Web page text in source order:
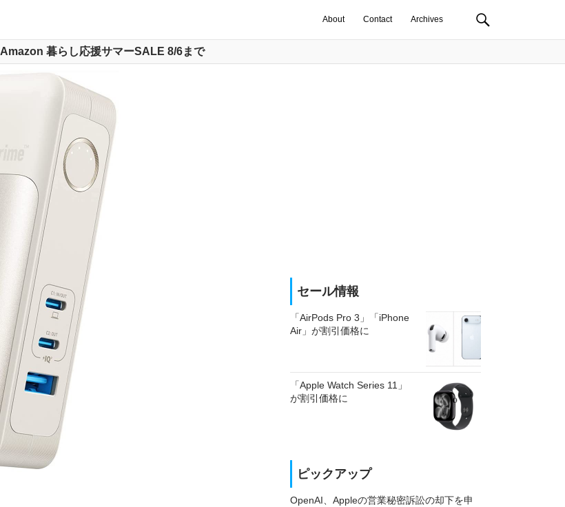
About Contact Archives
Amazon 暮らし応援サマーSALE 8/6まで
セール情報
「AirPods Pro 3」「iPhone
Air」が割引価格に
「Apple Watch Series 11」
が割引価格に
ピックアップ
OpenAI、Appleの営業秘密訴訟の却下を申